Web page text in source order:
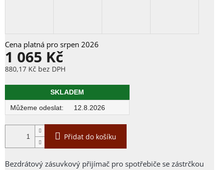
1 065 Kč
880,17 Kč bez DPH
Měrná
SKLADEM
12.8.2026
Přidat do košíku
Bezdrátový zásuvkový přijímač pro spotřebiče se zástrčkou